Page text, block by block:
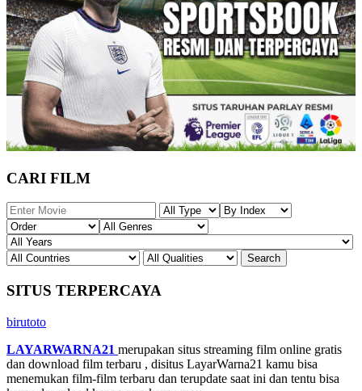
CARI FILM
SITUS TERPERCAYA
birutoto
LAYARWARNA21 merupakan situs streaming film online gratis
dan download film terbaru , disitus LayarWarna21 kamu bisa
menemukan film-film terbaru dan terupdate saat ini dan tentu bisa